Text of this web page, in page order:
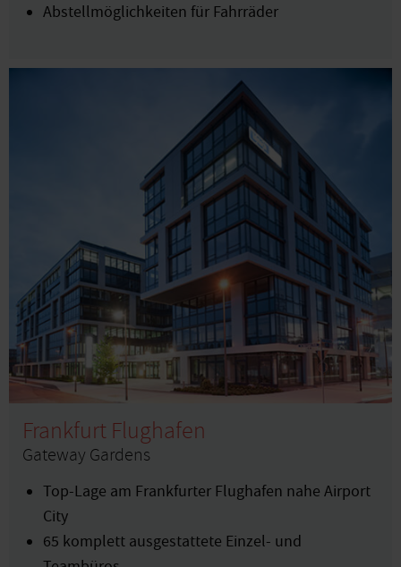
Abstellmöglichkeiten für Fahrräder
Frankfurt Flughafen
Gateway Gardens
Top-Lage am Frankfurter Flughafen nahe Airport
City
65 komplett ausgestattete Einzel- und